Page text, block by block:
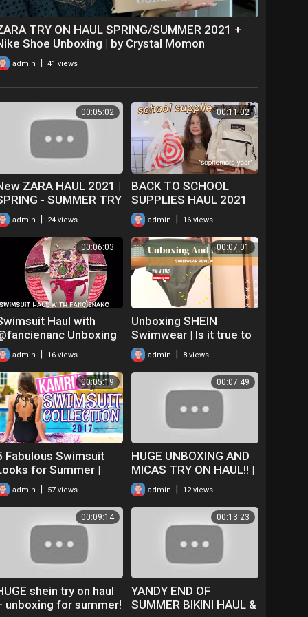
TRY ON HAUL SPRING/SUMMER 2021 +
Shoe Unboxing | by Crystal Momon
admin 41 views
00:05:02
ZARA HAUL 2021 |
- SUMMER TRY
HAUL & UNBOXING |
admin 24 views
00:11:02
BACK TO SCHOOL
SUPPLIES HAUL 2021
*sophomore year*
admin 16 views
00:06:03
Haul with
Unboxing
for Summer
admin 16 views
00:07:01
Unboxing SHEIN
Swimwear | Is it true to
Size? +tips | Summer
Clothes Haul 2022
admin 8 views
00:05:19
Fabulous Swimsuit
for Summer |
2017 Swimsuit
& Collection
admin 57 views
00:07:49
HUGE UNBOXING AND
MICAS TRY ON HAUL!! |
summer 2023
admin 12 views
00:09:14
shein try on haul
unboxing for summer!
00:13:23
YANDY END OF
SUMMER BIKINI HAUL &